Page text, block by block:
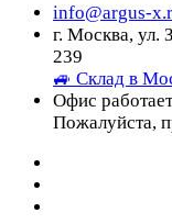
info@argus-
г. Москва, ул.
239
🚙 Склад в
Офис
Пожалуйста,